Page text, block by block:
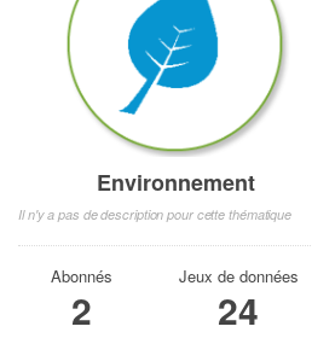
Environnement
Il n'y a pas de description pour cette thématique
Abonnés
2
Jeux de données
24